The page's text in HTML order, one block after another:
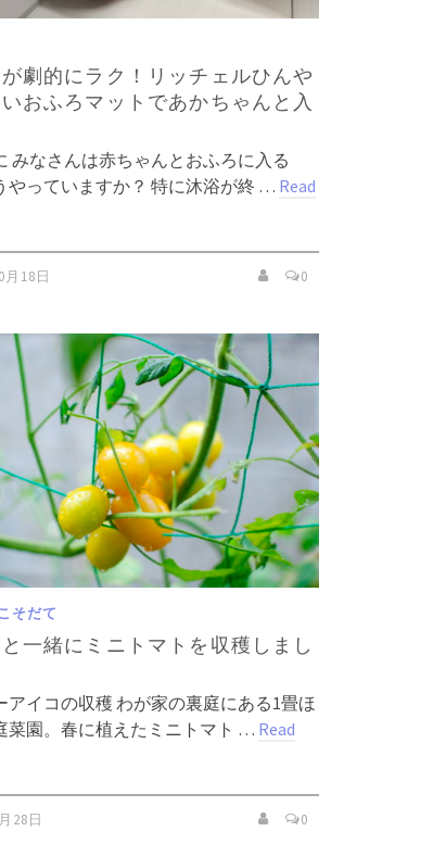
劇的にラク！リッチェルひんや
おふろマットであかちゃんと入
みなさんは赤ちゃんとおふろに入る
やっていますか？ 特に沐浴が終 … Read
月18日 0
そだて
一緒にミニトマトを収穫しまし
アイコの収穫 わが家の裏庭にある1畳ほ
菜園。春に植えたミニトマト … Read
28日 0